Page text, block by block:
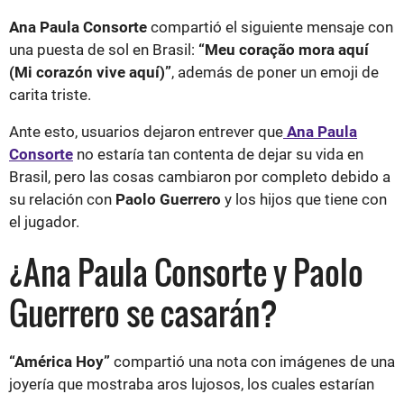
Ana Paula Consorte compartió el siguiente mensaje con
una puesta de sol en Brasil: “Meu coração mora aquí
(Mi corazón vive aquí)”, además de poner un emoji de
carita triste.
Ante esto, usuarios dejaron entrever que Ana Paula
Consorte no estaría tan contenta de dejar su vida en
Brasil, pero las cosas cambiaron por completo debido a
su relación con Paolo Guerrero y los hijos que tiene con
el jugador.
¿Ana Paula Consorte y Paolo
Guerrero se casarán?
“América Hoy” compartió una nota con imágenes de una
joyería que mostraba aros lujosos, los cuales estarían